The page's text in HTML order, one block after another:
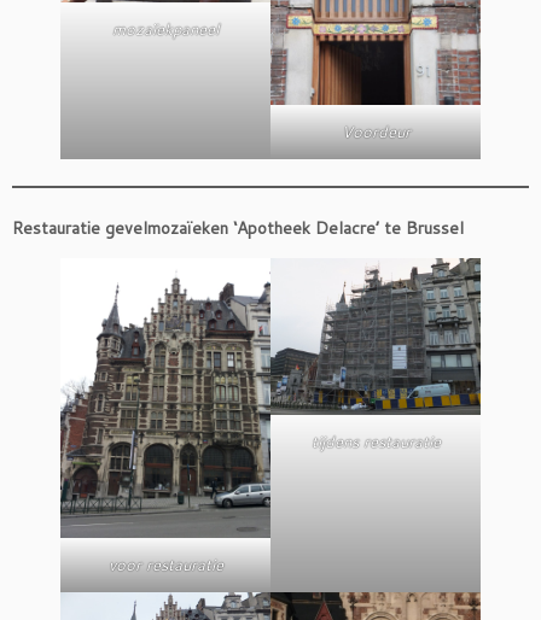
mozaïekpaneel
Voordeur
Restauratie gevelmozaïeken ‘Apotheek Delacre’ te Brussel
voor restauratie
tijdens restauratie